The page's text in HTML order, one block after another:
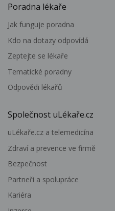
Poradna lékaře
Jak funguje poradna
Kdo na dotazy odpovídá
Zeptejte se lékaře
Tematické poradny
Odpovědi lékařů
Společnost uLékaře.cz
uLékaře.cz a telemedicína
Zdraví a prevence ve firmě
Bezpečnost
Partneři a spolupráce
Kariéra